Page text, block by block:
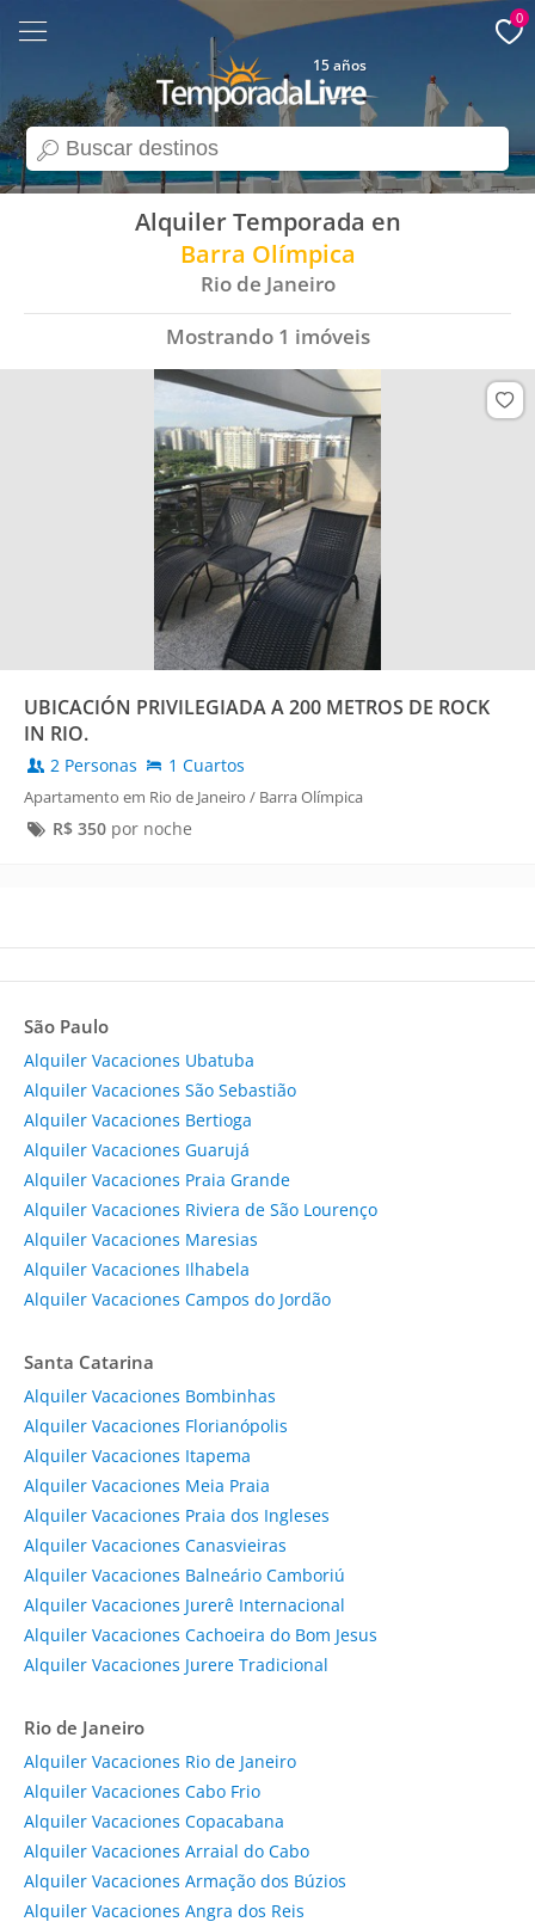
search
15 años
0
Alquiler Temporada en
Barra Olímpica
Rio de Janeiro
Mostrando 1 imóveis
UBICACIÓN PRIVILEGIADA A 200 METROS DE ROCK
IN RIO.
2 Personas 1 Cuartos
Apartamento em Rio de Janeiro / Barra Olímpica
R$ 350por noche
São Paulo
Alquiler Vacaciones Ubatuba
Alquiler Vacaciones São Sebastião
Alquiler Vacaciones Bertioga
Alquiler Vacaciones Guarujá
Alquiler Vacaciones Praia Grande
Alquiler Vacaciones Riviera de São Lourenço
Alquiler Vacaciones Maresias
Alquiler Vacaciones Ilhabela
Alquiler Vacaciones Campos do Jordão
Santa Catarina
Alquiler Vacaciones Bombinhas
Alquiler Vacaciones Florianópolis
Alquiler Vacaciones Itapema
Alquiler Vacaciones Meia Praia
Alquiler Vacaciones Praia dos Ingleses
Alquiler Vacaciones Canasvieiras
Alquiler Vacaciones Balneário Camboriú
Alquiler Vacaciones Jurerê Internacional
Alquiler Vacaciones Cachoeira do Bom Jesus
Alquiler Vacaciones Jurere Tradicional
Rio de Janeiro
Alquiler Vacaciones Rio de Janeiro
Alquiler Vacaciones Cabo Frio
Alquiler Vacaciones Copacabana
Alquiler Vacaciones Arraial do Cabo
Alquiler Vacaciones Armação dos Búzios
Alquiler Vacaciones Angra dos Reis